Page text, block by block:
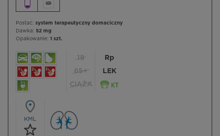
Postać: system terapeutyczny domaciczny
Dawka: 52 mg
Opakowanie: 1 szt.
18
65+
CIĄŻA
Rp
LEK
KML